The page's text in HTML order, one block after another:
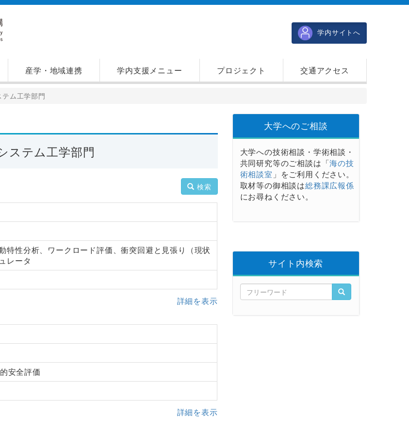
学内サイトへ
産学・地域連携 学内支援メニュー プロジェクト 交通アクセス
ム工学部門
テム工学部門
検索
特性分析、ワークロード評価、衝突回避と見張り（現状
レータ
詳細を表示
安全評価
詳細を表示
大学へのご相談
大学への技術相談・学術相談・
共同研究等のご相談は「海の技
術相談室 」をご利用ください。
取材等の御相談は総務課広報係
にお尋ねください。
サイト内検索